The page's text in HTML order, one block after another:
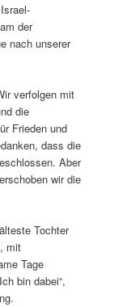
der
nach unserer
verfolgen mit
die
Frieden und
dass die
Aber
wir die
Tochter
mit
Tage
bin dabei“,